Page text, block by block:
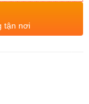
tận nơi